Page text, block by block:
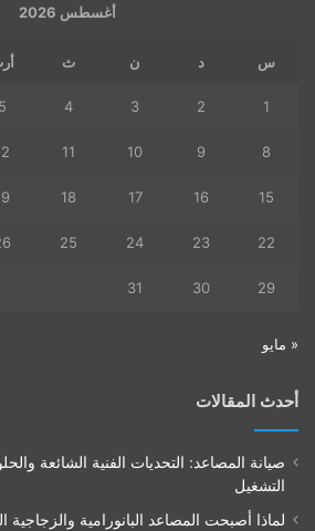
أغسطس 2026
س د ن ث
1
2
3
4
5
8
9
10
11
15
16
17
18
22
23
24
25
29
30
31
« مايو
أحدث المقالات
صيانة المصاعد: التحديات الفنية الشائعة
التشغيل
لماذا أصبحت المصاعد البانورامية والزجاجية